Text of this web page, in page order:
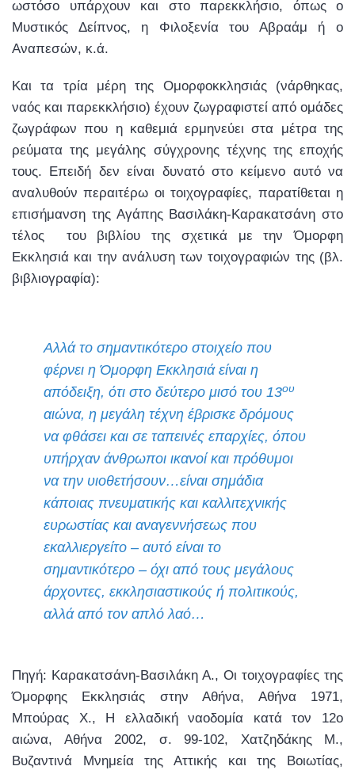
ωστόσο υπάρχουν και στο παρεκκλήσιο, όπως ο
Μυστικός Δείπνος, η Φιλοξενία του Αβραάμ ή ο
Αναπεσών, κ.ά.
Και τα τρία μέρη της Ομορφοκκλησιάς (νάρθηκας,
ναός και παρεκκλήσιο) έχουν ζωγραφιστεί από ομάδες
ζωγράφων που η καθεμιά ερμηνεύει στα μέτρα της
ρεύματα της μεγάλης σύγχρονης τέχνης της εποχής
τους. Επειδή δεν είναι δυνατό στο κείμενο αυτό να
αναλυθούν περαιτέρω οι τοιχογραφίες, παρατίθεται η
επισήμανση της Αγάπης Βασιλάκη-Καρακατσάνη στο
τέλος του βιβλίου της σχετικά με την Όμορφη
Εκκλησιά και την ανάλυση των τοιχογραφιών της (βλ.
βιβλιογραφία):
Αλλά το σημαντικότερο στοιχείο που
φέρνει η Όμορφη Εκκλησιά είναι η
απόδειξη, ότι στο δεύτερο μισό του 13ου
αιώνα, η μεγάλη τέχνη έβρισκε δρόμους
να φθάσει και σε ταπεινές επαρχίες, όπου
υπήρχαν άνθρωποι ικανοί και πρόθυμοι
να την υιοθετήσουν…είναι σημάδια
κάποιας πνευματικής και καλλιτεχνικής
ευρωστίας και αναγεννήσεως που
εκαλλιεργείτο – αυτό είναι το
σημαντικότερο – όχι από τους μεγάλους
άρχοντες, εκκλησιαστικούς ή πολιτικούς,
αλλά από τον απλό λαό…
Πηγή: Καρακατσάνη-Βασιλάκη Α., Οι τοιχογραφίες της
Όμορφης Εκκλησιάς στην Αθήνα, Αθήνα 1971,
Μπούρας Χ., Η ελλαδική ναοδομία κατά τον 12ο
αιώνα, Αθήνα 2002, σ. 99-102, Χατζηδάκης Μ.,
Βυζαντινά Μνημεία της Αττικής και της Βοιωτίας,